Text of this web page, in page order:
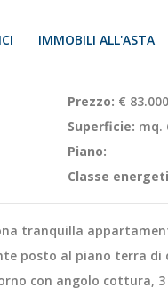
IMMOBILI ALL'ASTA
Prezzo: €
Superficie: mq.
Piano:
Classe
tranquilla
posto al piano terra di
con angolo cottura, 3